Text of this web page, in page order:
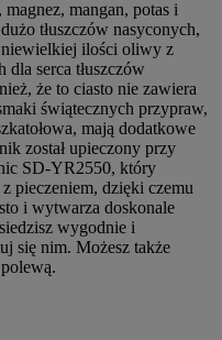
mangan, potas i
tłuszczów nasyconych,
niewielkiej ilości oliwy z
dla serca tłuszczów
że to ciasto nie zawiera
świątecznych przypraw,
mają dodatkowe
został upieczony przy
SD-YR2550, który
pieczeniem, dzięki czemu
i wytwarza doskonale
wygodnie i
się nim. Możesz także